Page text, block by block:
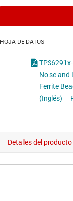
HOJA DE DATOS
Noise and Low
Ferrite
(Inglés)